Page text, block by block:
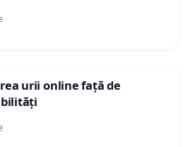
urii online față de